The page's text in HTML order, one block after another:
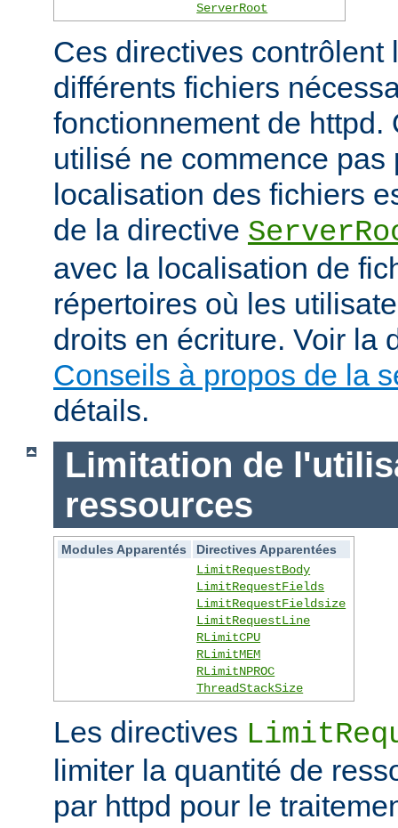
ServerRoot
Ces directives contrôlent
différents fichiers
fonctionnement de httpd.
utilisé ne commence pas
localisation des fichiers
de la directive
avec la localisation de
répertoires où les
droits en écriture. Voir la
Conseils à propos de la
détails.
Limitation de
ressources
Modules Apparentés
Directives Apparentées
LimitRequestBody
LimitRequestFields
LimitRequestFieldsize
LimitRequestLine
RLimitCPU
RLimitMEM
RLimitNPROC
ThreadStackSize
Les directives
limiter la quantité de
par httpd pour le